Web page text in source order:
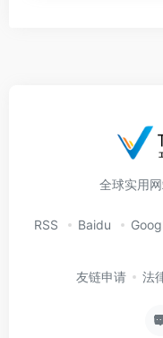
全球实用网
RSS Baidu
友链申请 法